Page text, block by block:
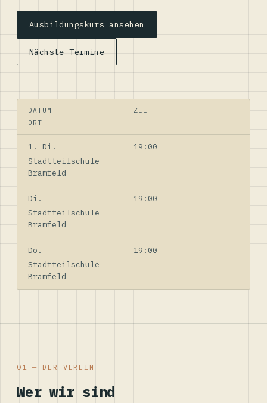
Ausbildungskurs ansehen
Nächste Termine
DATUM
ZEIT
ORT
1. Di.
19:00
Stadtteilschule
Bramfeld
Di.
19:00
Stadtteilschule
Bramfeld
Do.
19:00
Stadtteilschule
Bramfeld
01 — DER VEREIN
Wer wir sind